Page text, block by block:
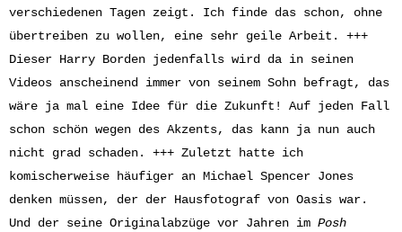
verschiedenen Tagen zeigt. Ich finde das schon, ohne
übertreiben zu wollen, eine sehr geile Arbeit. +++
Dieser Harry Borden jedenfalls wird da in seinen
Videos anscheinend immer von seinem Sohn befragt, das
wäre ja mal eine Idee für die Zukunft! Auf jeden Fall
schon schön wegen des Akzents, das kann ja nun auch
nicht grad schaden. +++ Zuletzt hatte ich
komischerweise häufiger an Michael Spencer Jones
denken müssen, der der Hausfotograf von Oasis war.
Und der seine Originalabzüge vor Jahren im Posh